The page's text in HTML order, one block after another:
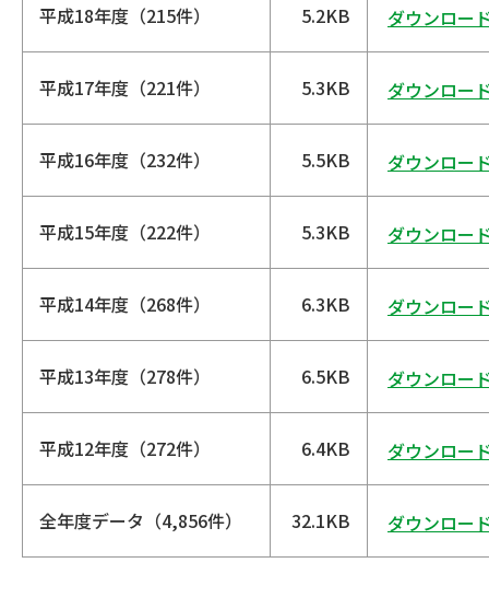
平成18年度（215件） 5.2KB ダウンロー
平成17年度（221件） 5.3KB ダウンロー
平成16年度（232件） 5.5KB ダウンロー
平成15年度（222件） 5.3KB ダウンロー
平成14年度（268件） 6.3KB ダウンロー
平成13年度（278件） 6.5KB ダウンロー
平成12年度（272件） 6.4KB ダウンロー
全年度データ（4,856件） 32.1KB ダウンロー